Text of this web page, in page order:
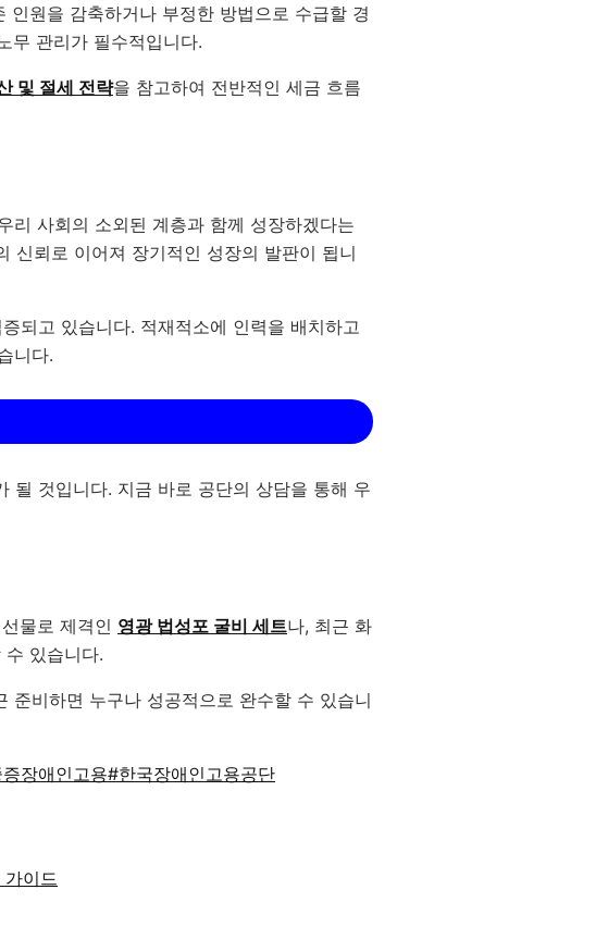
원을 감축하거나 부정한 방법으로 수급할 경
무 관리가 필수적입니다.
및 절세 전략을 참고하여 전반적인 세금 흐름
리 사회의 소외된 계층과 함께 성장하겠다는
신뢰로 이어져 장기적인 성장의 발판이 됩니
되고 있습니다. 적재적소에 인력을 배치하고
니다.
될 것입니다. 지금 바로 공단의 상담을 통해 우
물로 제격인 영광 법성포 굴비 세트나, 최근 화
있습니다.
준비하면 누구나 성공적으로 완수할 수 있습니
증장애인고용#한국장애인고용공단
이드